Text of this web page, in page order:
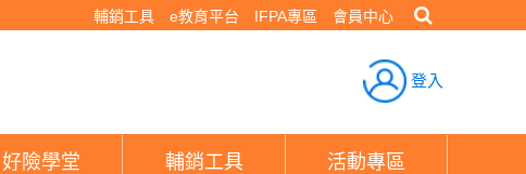
輔銷工具 e教育平台 IFPA專區 會員中心
登入
好險學堂 輔銷工具 活動專區